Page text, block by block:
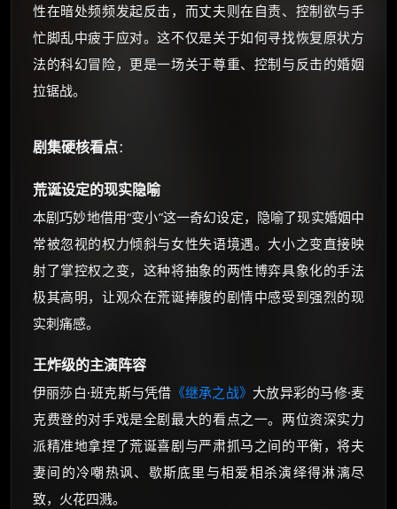
性在暗处频频发起反击，而丈夫则在自责、控制欲与手
忙脚乱中疲于应对。这不仅是关于如何寻找恢复原状方
法的科幻冒险，更是一场关于尊重、控制与反击的婚姻
拉锯战。
剧集硬核看点：
荒诞设定的现实隐喻
本剧巧妙地借用“变小”这一奇幻设定，隐喻了现实婚姻中
常被忽视的权力倾斜与女性失语境遇。大小之变直接映
射了掌控权之变，这种将抽象的两性博弈具象化的手法
极其高明，让观众在荒诞捧腹的剧情中感受到强烈的现
实刺痛感。
王炸级的主演阵容
伊丽莎白·班克斯与凭借 《继承之战》 大放异彩的马修·麦
克费登的对手戏是全剧最大的看点之一。两位资深实力
派精准地拿捏了荒诞喜剧与严肃抓马之间的平衡，将夫
妻间的冷嘲热讽、歇斯底里与相爱相杀演绎得淋漓尽
致，火花四溅。